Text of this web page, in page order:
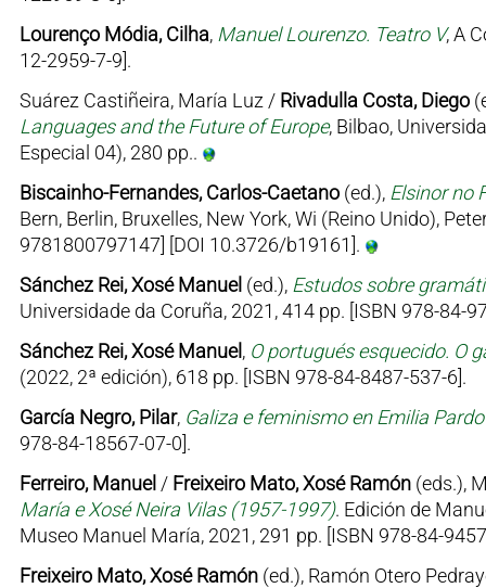
Lourenço Módia, Cilha, Manuel Lourenzo. Teatro V, A
12-2959-7-9].
Suárez Castiñeira, María Luz / Rivadulla Costa, Diego
Languages and the Future of Europe, Bilbao,
Especial 04), 280 pp..
Biscainho-Fernandes, Carlos-Caetano(ed.), Elsinor no
Bern, Berlin, Bruxelles, New York, Wi (Reino Unido),
9781800797147] [DOI 10.3726/b19161].
Sánchez Rei, Xosé Manuel (ed.), Estudos sobre
Universidade da Coruña, 2021, 414 pp. [ISBN 978-84-
Sánchez Rei, Xosé Manuel, O portugués esquecido. O
(2022, 2ª edición), 618 pp. [ISBN 978-84-8487-537-6].
García Negro, Pilar, Galiza e feminismo en Emilia
978-84-18567-07-0].
Ferreiro, Manuel / Freixeiro Mato, Xosé Ramón(eds.),
María e Xosé Neira Vilas (1957-1997). Edición de
Museo Manuel María, 2021, 291 pp. [ISBN 978-84-
Freixeiro Mato, Xosé Ramón(ed.), Ramón Otero